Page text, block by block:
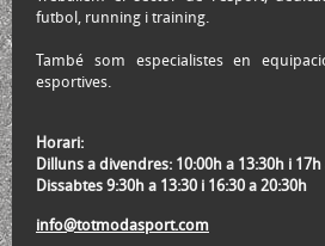
futbol, running i training.
També som especialistes en
esportives.
Horari:
Dilluns a divendres: 10:00h a 13:30h i 17h
Dissabtes 9:30h a 13:30 i 16:30 a 20:30h
info@totmodasport.com